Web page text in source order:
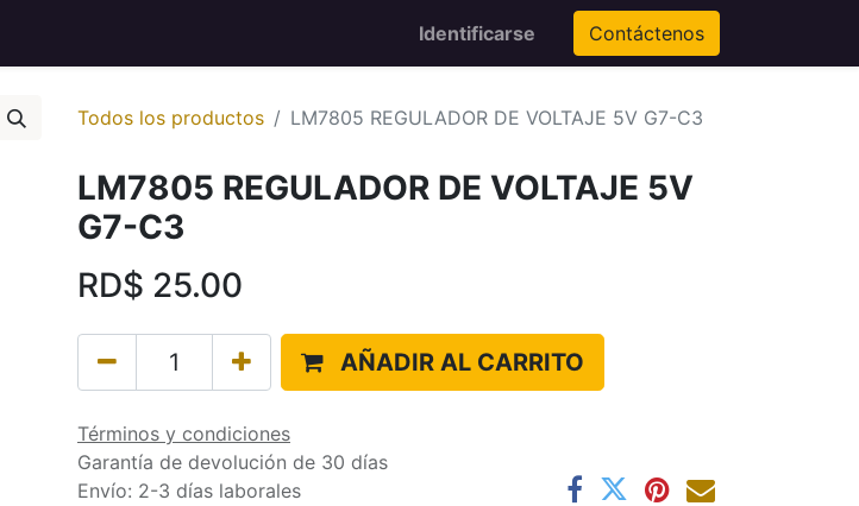
Identificarse Contáctenos
Todos los productos LM7805 REGULADOR DE VOLTAJE 5V G7-C3
LM7805 REGULADOR DE VOLTAJE 5V
G7-C3
RD$ 25.00
AÑADIR AL CARRITO
Términos y condiciones
Garantía de devolución de 30 días
Envío: 2-3 días laborales